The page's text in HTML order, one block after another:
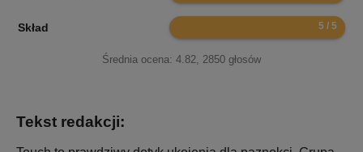
Skład 10
Średnia ocena: 4.82, 2850 głosów
Tekst redakcji: